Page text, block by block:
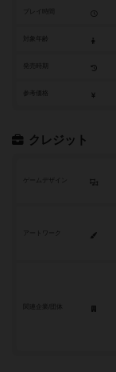
参考価格
クレジット
ゲームデザイン
アートワーク